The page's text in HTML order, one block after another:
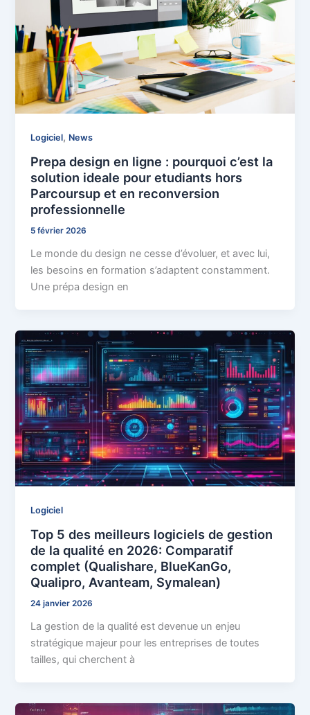
Logiciel, News
Prepa design en ligne : pourquoi c’est la
solution ideale pour etudiants hors
Parcoursup et en reconversion
professionnelle
5 février 2026
Le monde du design ne cesse d’évoluer, et avec lui,
les besoins en formation s’adaptent constamment.
Une prépa design en
Logiciel
Top 5 des meilleurs logiciels de gestion
de la qualité en 2026: Comparatif
complet (Qualishare, BlueKanGo,
Qualipro, Avanteam, Symalean)
24 janvier 2026
La gestion de la qualité est devenue un enjeu
stratégique majeur pour les entreprises de toutes
tailles, qui cherchent à